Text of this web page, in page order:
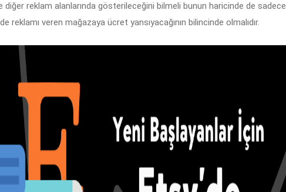
diğer reklam alanlarında gösterileceğini bilmeli bunun haricinde de sadece
reklamı veren mağazaya ücret yansıyacağının bilincinde olmalıdır.